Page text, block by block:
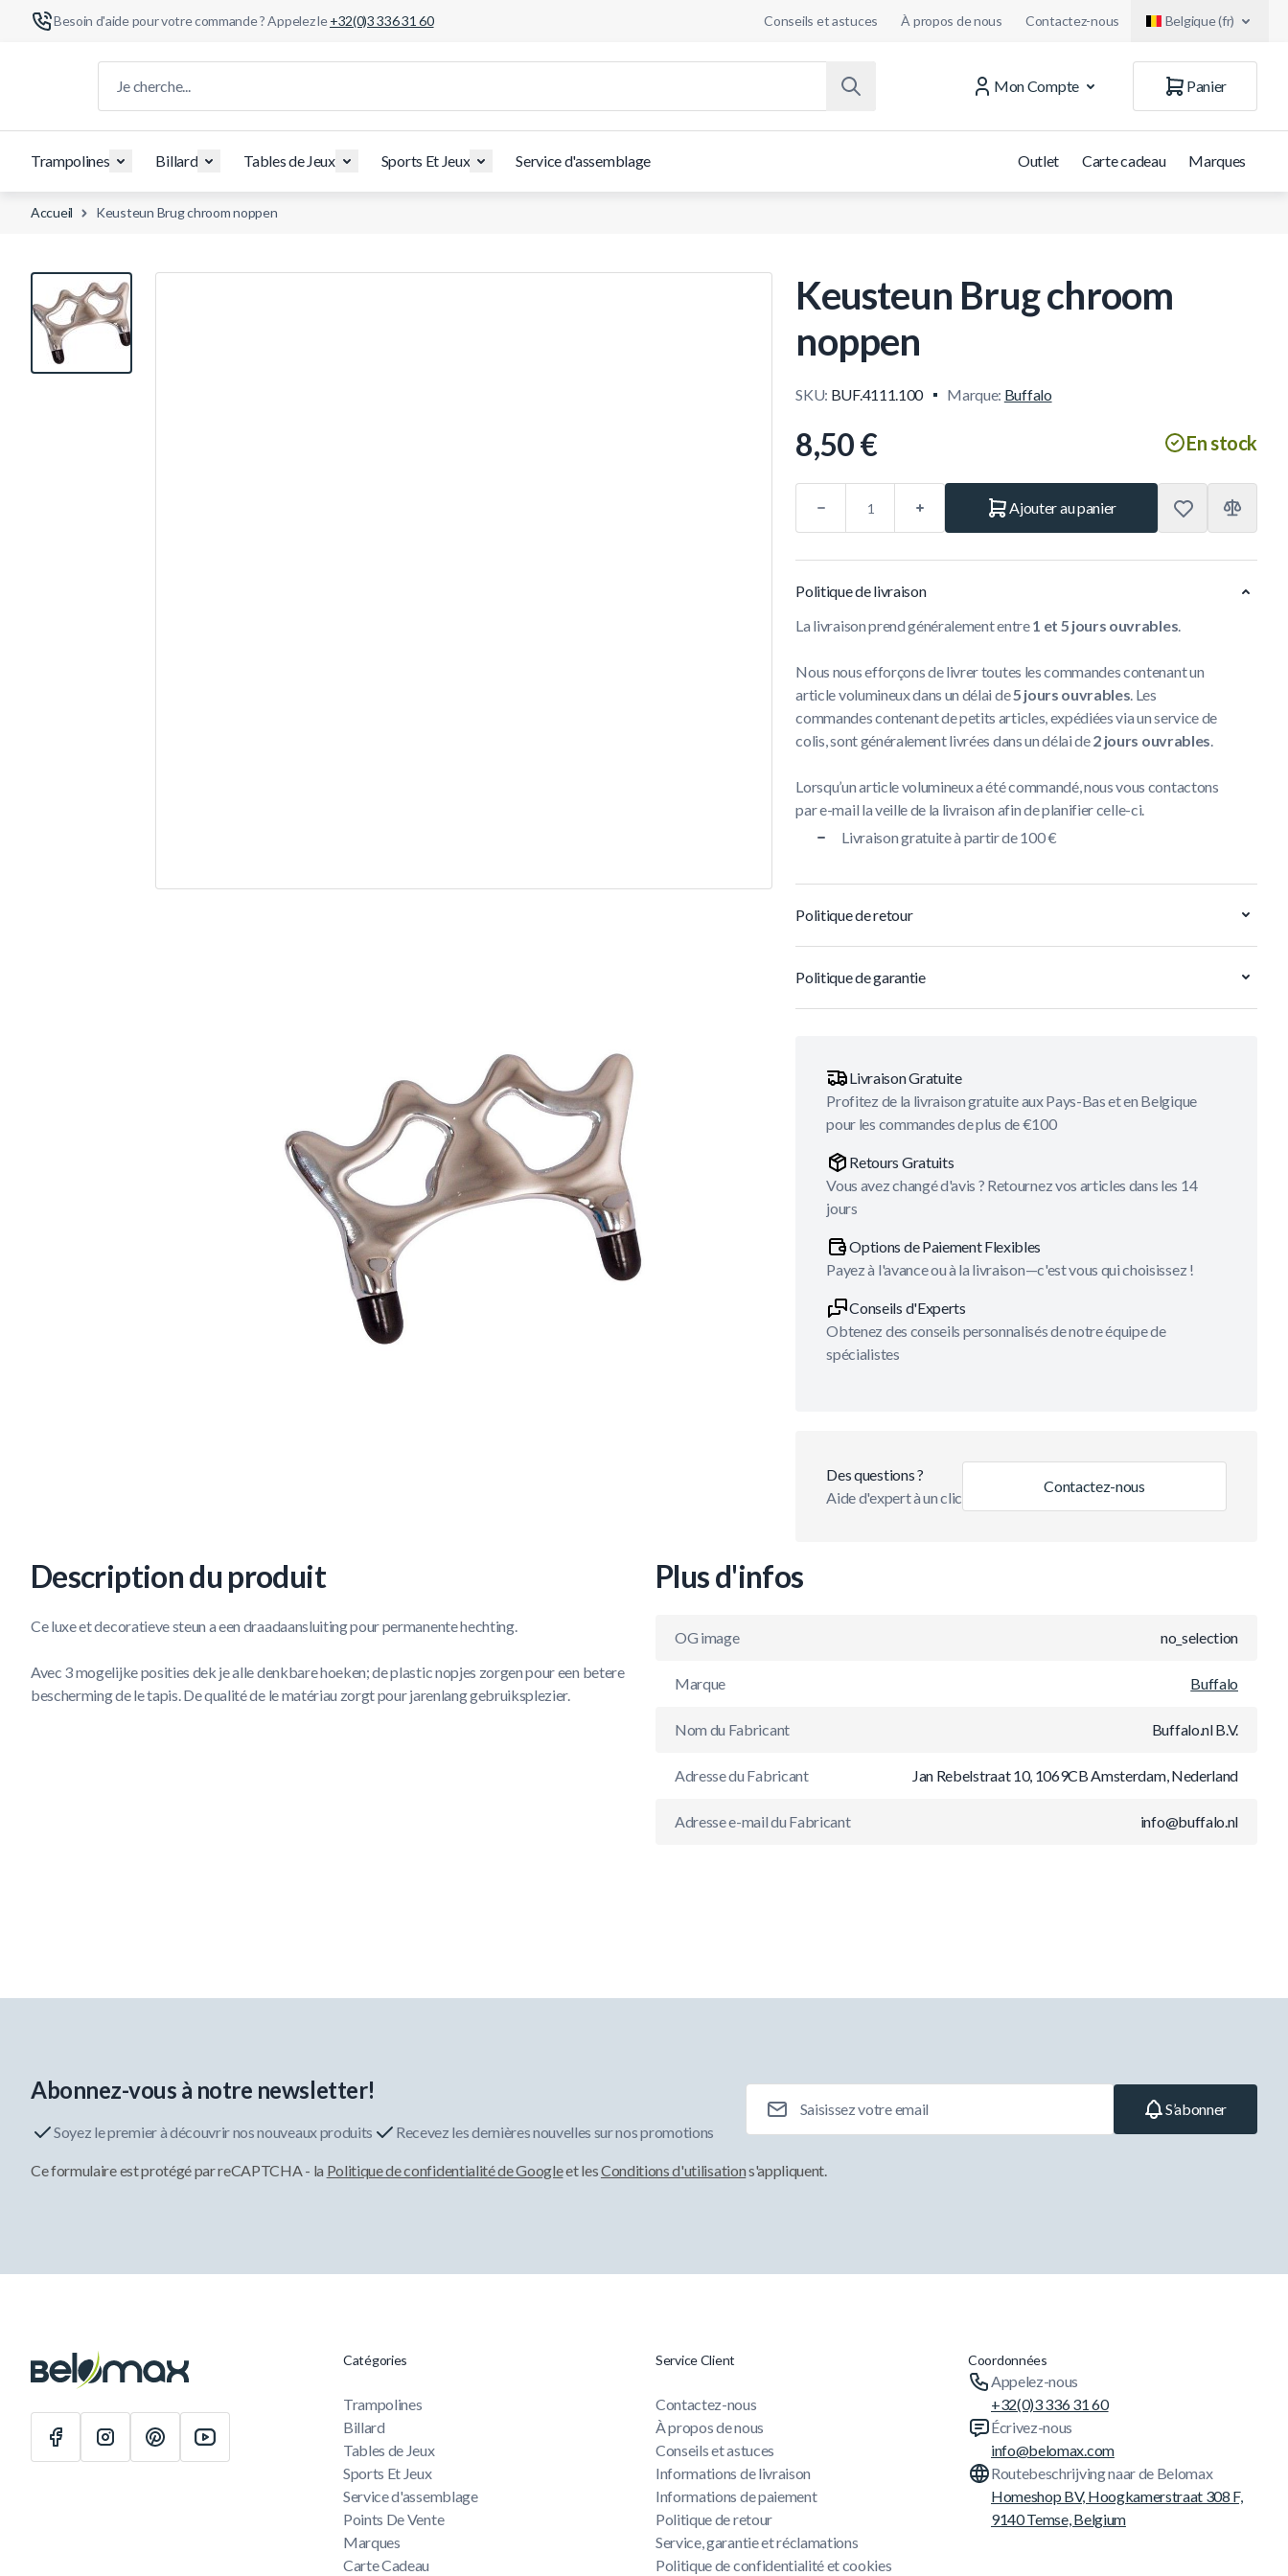
Besoin d'aide pour votre commande ? Appelez le+32(0)3 336 31 60 Conseils et astuces À propos de nous Contactez-nous Belgique (fr)
Mon Compte
Panier
Trampolines Billard Tables de Jeux Sports Et Jeux Service d'assemblage Outlet Carte cadeau Marques
Accueil Keusteun Brug chroom noppen
View larger image
Keusteun Brug chroom
noppen
SKU: BUF.4111.100 Marque: Buffalo
8,50 € En stock
Ajouter au panier
Politique de livraison
La livraison prend généralement entre1 et 5 jours ouvrables.
Nous nous efforçons de livrer toutes les commandes contenant un
article volumineux dans un délai de5 jours ouvrables. Les
commandes contenant de petits articles, expédiées via un service de
colis, sont généralement livrées dans un délai de2 jours ouvrables.
Lorsqu’un article volumineux a été commandé, nous vous contactons
par e-mail la veille de la livraison afin de planifier celle-ci.
Livraison gratuite à partir de 100 €
Politique de retour
Politique de garantie
Livraison Gratuite
Profitez de la livraison gratuite aux Pays-Bas et en Belgique
pour les commandes de plus de €100
Retours Gratuits
Vous avez changé d'avis ? Retournez vos articles dans les 14
jours
Options de Paiement Flexibles
Payez à l'avance ou à la livraison—c'est vous qui choisissez !
Conseils d'Experts
Obtenez des conseils personnalisés de notre équipe de
spécialistes
Des questions ?
Aide d'expert à un clic
Contactez-nous
Description du produit
Ce luxe et decoratieve steun a een draadaansluiting pour permanente hechting.
Avec 3 mogelijke posities dek je alle denkbare hoeken; de plastic nopjes zorgen pour een betere
bescherming de le tapis. De qualité de le matériau zorgt pour jarenlang gebruiksplezier.
Plus d'infos
OG image no_selection
Marque Buffalo
Nom du Fabricant Buffalo.nl B.V.
Adresse du Fabricant Jan Rebelstraat 10, 1069CB Amsterdam, Nederland
Adresse e-mail du Fabricant info@buffalo.nl
Abonnez-vous à notre newsletter!
Soyez le premier à découvrir nos nouveaux produits Recevez les dernières nouvelles sur nos promotions
S’abonner
Ce formulaire est protégé par reCAPTCHA - la Politique de confidentialité de Googleet lesConditions d'utilisations'appliquent.
Catégories
Trampolines
Billard
Tables de Jeux
Sports Et Jeux
Service d'assemblage
Points De Vente
Marques
Carte Cadeau
Service Client
Contactez-nous
À propos de nous
Conseils et astuces
Informations de livraison
Informations de paiement
Politique de retour
Service, garantie et réclamations
Politique de confidentialité et cookies
Coordonnées
Appelez-nous
+32(0)3 336 31 60
Écrivez-nous
info@belomax.com
Routebeschrijving naar de Belomax
Homeshop BV, Hoogkamerstraat 308 F,
9140 Temse, Belgium